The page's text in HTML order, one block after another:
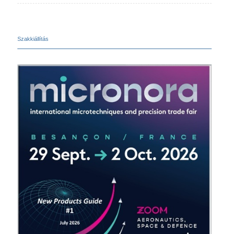
Szakkiállítás